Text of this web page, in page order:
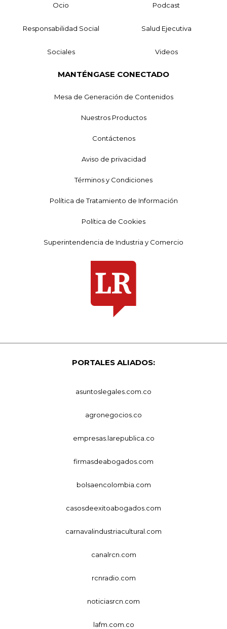
Ocio Podcast
Responsabilidad Social Salud Ejecutiva
Sociales Videos
MANTÉNGASE CONECTADO
Mesa de Generación de Contenidos
Nuestros Productos
Contáctenos
Aviso de privacidad
Términos y Condiciones
Política de Tratamiento de Información
Política de Cookies
Superintendencia de Industria y Comercio
PORTALES ALIADOS:
asuntoslegales.com.co
agronegocios.co
empresas.larepublica.co
firmasdeabogados.com
bolsaencolombia.com
casosdeexitoabogados.com
carnavalindustriacultural.com
canalrcn.com
rcnradio.com
noticiasrcn.com
lafm.com.co